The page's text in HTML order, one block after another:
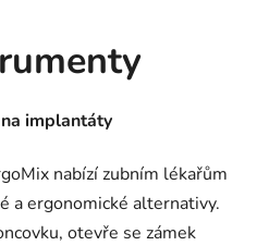
implantáty
nabízí zubním lékařům
a ergonomické alternativy.
otevře se zámek